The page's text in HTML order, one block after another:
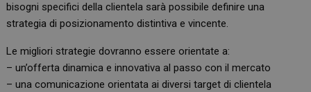
bisogni specifici della clientela sarà possibile definire una
strategia di posizionamento distintiva e vincente.
Le migliori strategie dovranno essere orientate a:
– un’offerta dinamica e innovativa al passo con il mercato
– una comunicazione orientata ai diversi target di clientela